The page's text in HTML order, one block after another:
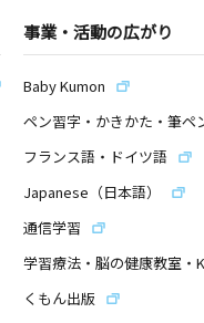
事業・活動の広がり
Baby Kumon
ペン習字・かきかた・筆ペ
フランス語・ドイツ語
Japanese（日本語）
通信学習
学習療法・脳の健康教室・
くもん出版